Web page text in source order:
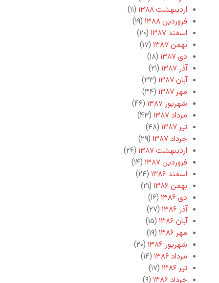
اردیبهشت ۱۳۸۸
(۱۱)
فروردین ۱۳۸۸
(۱۹)
اسفند ۱۳۸۷
(۲۰)
بهمن ۱۳۸۷
(۱۷)
دی ۱۳۸۷
(۱۸)
آذر ۱۳۸۷
(۲۱)
آبان ۱۳۸۷
(۳۳)
مهر ۱۳۸۷
(۳۴)
شهریور ۱۳۸۷
(۴۶)
مرداد ۱۳۸۷
(۴۳)
تیر ۱۳۸۷
(۴۸)
خرداد ۱۳۸۷
(۲۹)
اردیبهشت ۱۳۸۷
(۲۶)
فروردین ۱۳۸۷
(۱۴)
اسفند ۱۳۸۶
(۲۴)
بهمن ۱۳۸۶
(۲۱)
دی ۱۳۸۶
(۱۶)
آذر ۱۳۸۶
(۲۷)
آبان ۱۳۸۶
(۱۵)
مهر ۱۳۸۶
(۱۹)
شهریور ۱۳۸۶
(۲۰)
مرداد ۱۳۸۶
(۱۴)
تیر ۱۳۸۶
(۱۷)
خرداد ۱۳۸۶
(۹)